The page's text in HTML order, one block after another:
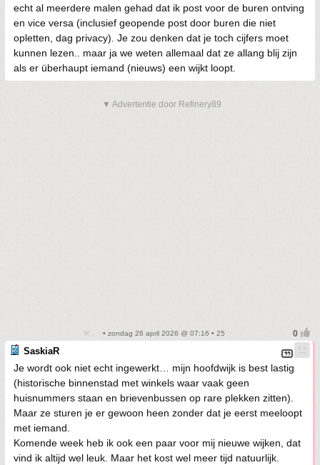
echt al meerdere malen gehad dat ik post voor de buren ontving
en vice versa (inclusief geopende post door buren die niet
opletten, dag privacy). Je zou denken dat je toch cijfers moet
kunnen lezen.. maar ja we weten allemaal dat ze allang blij zijn
als er überhaupt iemand (nieuws) een wijkt loopt.
▼ Advertentie door Refinery89
• zondag 26 april 2026 @ 07:16 • 25
SaskiaR
Je wordt ook niet echt ingewerkt… mijn hoofdwijk is best lastig
(historische binnenstad met winkels waar vaak geen
huisnummers staan en brievenbussen op rare plekken zitten).
Maar ze sturen je er gewoon heen zonder dat je eerst meeloopt
met iemand.
Komende week heb ik ook een paar voor mij nieuwe wijken, dat
vind ik altijd wel leuk. Maar het kost wel meer tijd natuurlijk.